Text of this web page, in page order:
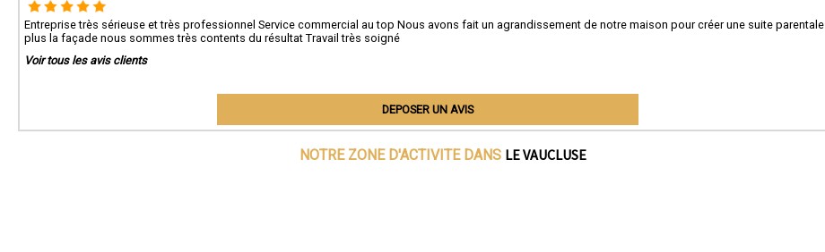
Entreprise très sérieuse et très professionnel Service commercial au top Nous avons fait un agrandissement de notre maison pour créer une suite parentale
plus la façade nous sommes très contents du résultat Travail très soigné
Voir tous les avis clients
DEPOSER UN AVIS
NOTRE ZONE D'ACTIVITE DANS LE VAUCLUSE